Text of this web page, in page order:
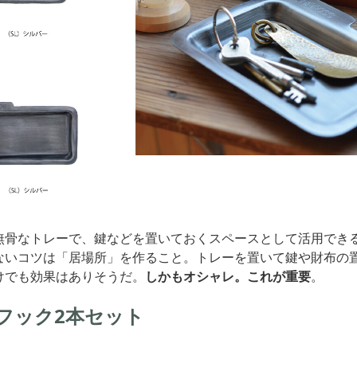
なトレーで、鍵などを置いておくスペースとして活用でき
コツは「居場所」を作ること。トレーを置いて鍵や財布の
も効果はありそうだ。
しかもオシャレ。これが重要。
ック2本セット